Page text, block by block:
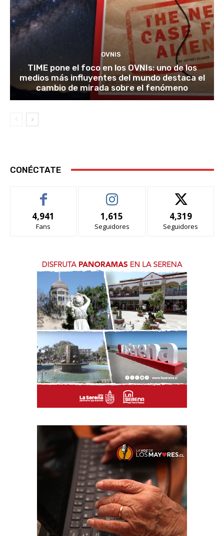
OVNIS
TIME pone el foco en los OVNIs: uno de los
medios más influyentes del mundo destaca el
cambio de mirada sobre el fenómeno
CONÉCTATE
4,941
Fans
1,615
Seguidores
4,319
Seguidores